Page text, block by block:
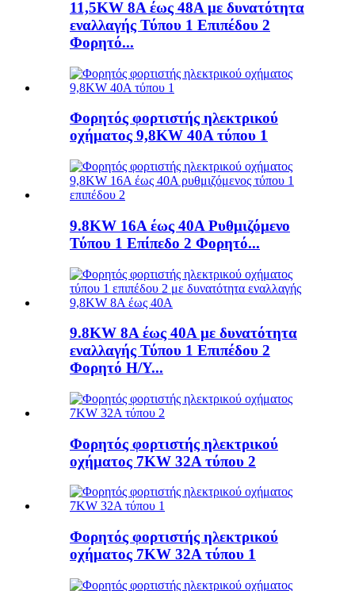
11,5KW 8A έως 48A με δυνατότητα
εναλλαγής Τύπου 1 Επιπέδου 2
Φορητό...
Φορητός φορτιστής ηλεκτρικού
οχήματος 9,8KW 40A τύπου 1
9.8KW 16A έως 40A Ρυθμιζόμενο
Τύπου 1 Επίπεδο 2 Φορητό...
9.8KW 8A έως 40A με δυνατότητα
εναλλαγής Τύπου 1 Επιπέδου 2
Φορητό Η/Υ...
Φορητός φορτιστής ηλεκτρικού
οχήματος 7KW 32A τύπου 2
Φορητός φορτιστής ηλεκτρικού
οχήματος 7KW 32A τύπου 1